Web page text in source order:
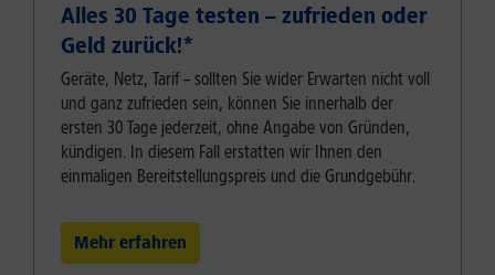
Alles 30 Tage testen – zufrieden oder
Geld zurück!⁠*
Geräte, Netz, Tarif – sollten Sie wider Erwarten nicht voll
und ganz zufrieden sein, können Sie innerhalb der
ersten 30 Tage jederzeit, ohne Angabe von Gründen,
kündigen. In diesem Fall erstatten wir Ihnen den
einmaligen Bereitstellungspreis und die Grundgebühr.
Mehr erfahren